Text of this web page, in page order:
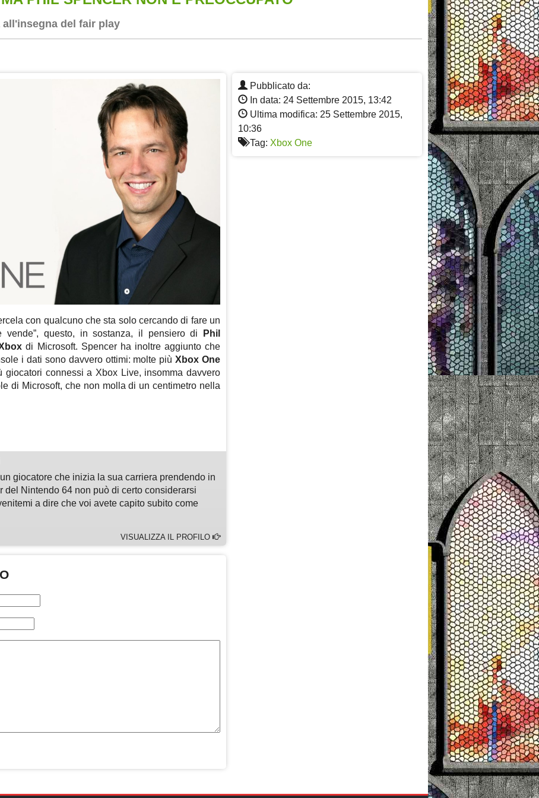
del fair play
Pubblicato da:
In data: 24 Settembre 2015, 13:42
Ultima modifica: 25 Settembre 2015,
10:36
Tag: Xbox One
con qualcuno che sta solo cercando di fare un
questo, in sostanza, il pensiero di
Phil
di Microsoft. Spencer ha inoltre aggiunto che
i dati sono davvero ottimi: molte piùXbox One
giocatori connessi a Xbox Live, insomma davvero
di Microsoft, che non molla di un centimetro nella
giocatore che inizia la sua carriera prendendo in
del Nintendo 64 non può di certo considerarsi
a dire che voi avete capito subito come
VISUALIZZA IL PROFILO